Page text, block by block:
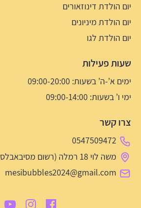
יום הולדת דינוזאורים
יום הולדת מיניונים
יום הולדת לגו
שעות פעילות
ימים א’-ה’ בשעות: 09:00-20:00
ימי ו’ בשעות: 09:00-14:00
צרו קשר
0547509472
משה לוי 18 רמלה (רשום מסיבאבלס על השלט בחנות)
mesibubbles2024@gmail.com